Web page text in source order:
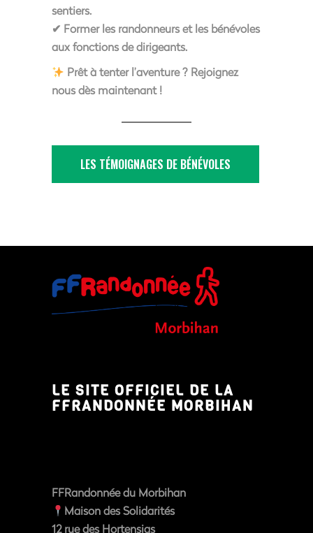
sentiers.
✔ Former les randonneurs et les bénévoles
aux fonctions de dirigeants.
Prêt à tenter l’aventure ? Rejoignez
nous dès maintenant !
LES TÉMOIGNAGES DE BÉNÉVOLES
LE SITE OFFICIEL DE LA
FFRANDONNÉE MORBIHAN
FFRandonnée du Morbihan
Maison des Solidarités
12 rue des Hortensias